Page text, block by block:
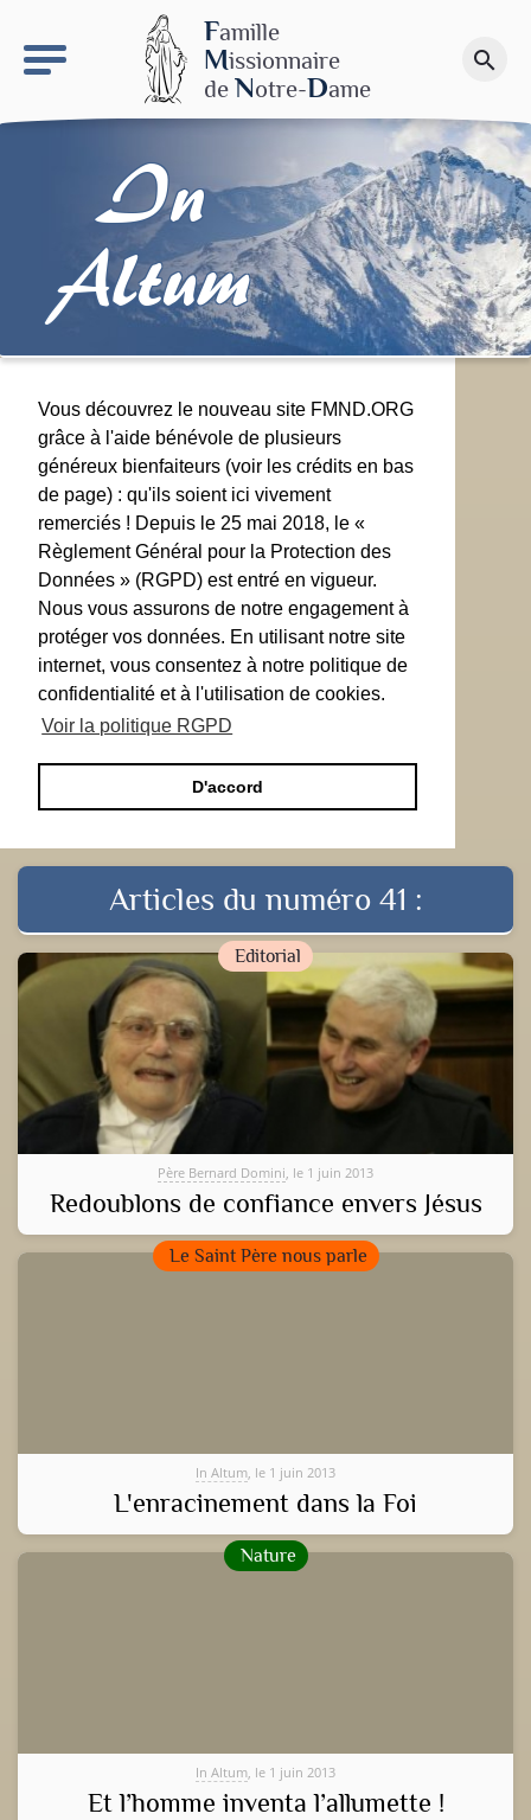
Famille
Missionnaire
de Notre-Dame
search
Faire un don
In
Altum
Vous découvrez le nouveau site FMND.ORG
grâce à l'aide bénévole de plusieurs
généreux bienfaiteurs (voir les crédits en bas
de page) : qu'ils soient ici vivement
remerciés ! Depuis le 25 mai 2018, le «
Règlement Général pour la Protection des
Données » (RGPD) est entré en vigueur.
Nous vous assurons de notre engagement à
protéger vos données. En utilisant notre site
internet, vous consentez à notre politique de
confidentialité et à l'utilisation de cookies.
Voir la politique RGPD
D'accord
Articles du numéro 41 :
Editorial
Père Bernard Domini, le 1 juin 2013
Redoublons de confiance envers Jésus
Le Saint Père nous parle
In Altum, le 1 juin 2013
L'enracinement dans la Foi
Nature
In Altum, le 1 juin 2013
Et l’homme inventa l’allumette !